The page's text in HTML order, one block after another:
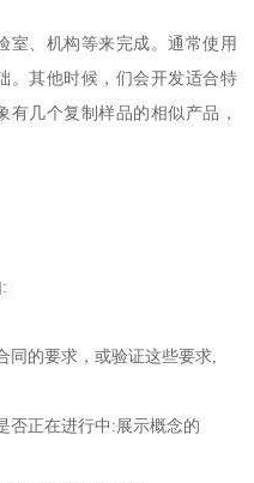
、机构等来完成。通常使用
。其他时候，们会开发适合特
有几个复制样品的相似产品，
的要求，或验证这些要求,
正在进行中:展示概念的